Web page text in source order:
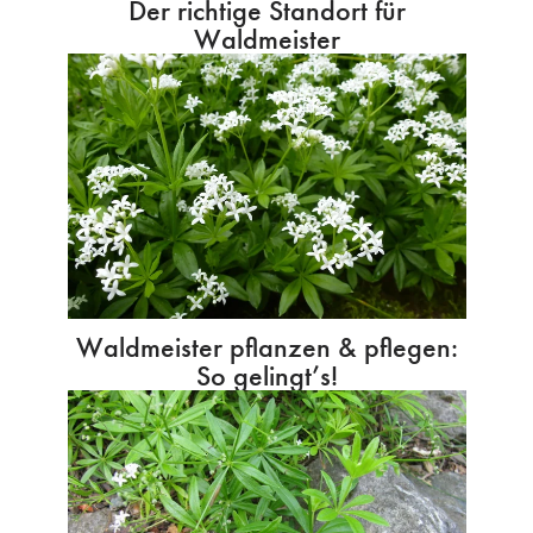
Der richtige Standort für
Waldmeister
Waldmeister pflanzen & pflegen:
So gelingt’s!